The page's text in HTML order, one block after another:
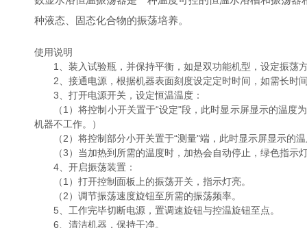
种液态、固态化合物的振荡培养。
使用说明
1、装入试验瓶，并保持平衡，如是双功能机型，设定振荡
2、接通电源，根据机器表面刻度设定定时时间，如需长时
3、打开电源开关，设定恒温温度：
（1）将控制小开关置于“设定"段，此时显示屏显示的温度为
机器不工作。）
（2）将控制部分小开关置于“测量"端，此时显示屏显示的温
（3）当加热到所需的温度时，加热会自动停止，绿色指示
4、开启振荡装置：
（1）打开控制面板上的振荡开关，指示灯亮。
（2）调节振荡速度旋钮至所需的振荡频率。
5、工作完毕切断电源，置调速旋钮与控温旋钮至点。
6、清洁机器，保持干净。